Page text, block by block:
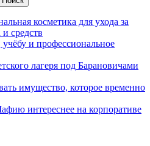
косметика для ухода за
средств
и профессиональное
лагеря под Барановичами
имущество, которое временно
интереснее на корпоративе